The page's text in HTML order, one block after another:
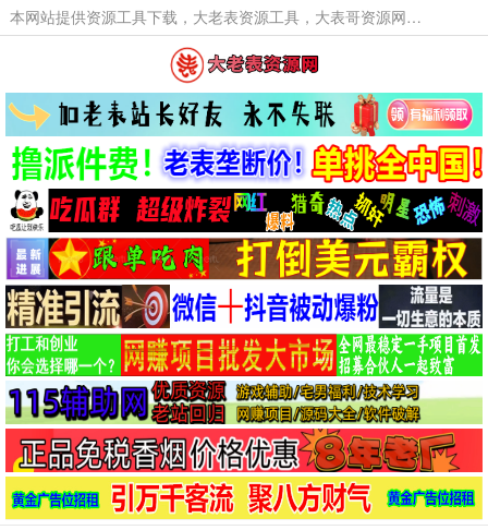
本网站提供资源工具下载，大老表资源工具，大表哥资源网软件工具，大老表资源下载，活动线报福利资源分享,活动线报，大型网游经典游戏，网络热门技术游戏辅助交流与分享。